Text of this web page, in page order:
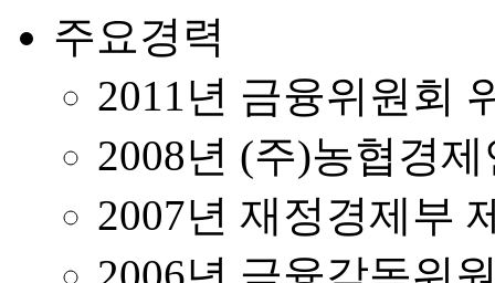
주요경력
2011년 금융위원회
2008년 (주)농협경
2007년 재정경제부